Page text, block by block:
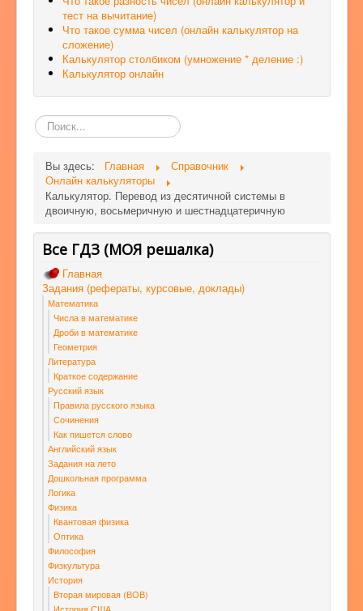
тест на вычитание)
Что такое сумма чисел (онлайн калькулятор на
сложение)
Калькулятор столбиком (умножение * деление :)
Калькулятор онлайн
Поиск
по
Вы здесь:
Главная
Справочник
Онлайн калькуляторы
Калькулятор. Перевод из десятичной системы в
двоичную, восьмеричную и шестнадцатеричную
Все ГДЗ (МОЯ решалка)
Главная
Задания (рефераты, курсовые, доклады)
Математика
Числа в математике
Дроби в математике
Геометрия
Литература
Краткое содержание
Русский язык
Правила русского языка
Сочинения
Как пишется слово
Английский язык
Задания на лето
Дошкольная программа
Логика
Физика
Квантовая физика
Оптика
Философия
Физкультура
История
Вторая мировая (ВОВ)